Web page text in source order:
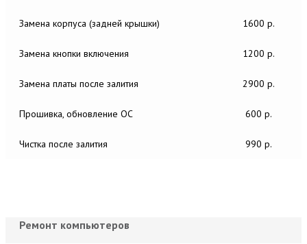
Замена корпуса (задней крышки) 1600 р.
Замена кнопки включения 1200 р.
Замена платы после залития 2900 р.
Прошивка, обновление ОС 600 р.
Чистка после залития 990 р.
Ремонт компьютеров